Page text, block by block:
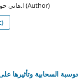
ا.هاني حوسين خليفة مفتاح (Author)
السحابية وتأثيرها